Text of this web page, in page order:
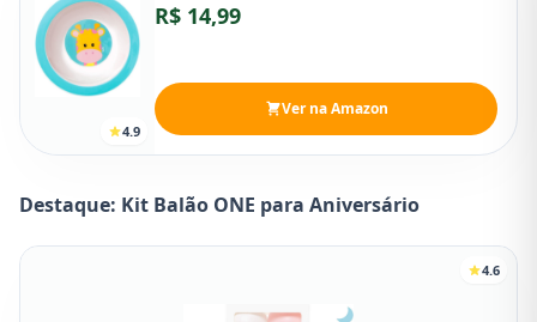
4.9
R$ 14,99
Ver na Amazon
Destaque: Kit Balão ONE para Aniversário
4.6